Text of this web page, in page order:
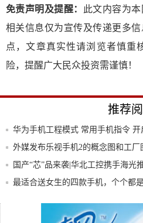
免责声明及提醒：
此文内容为
相关信息仅为宣传及传递更多
点，文章真实性请浏览者慎重
险，提醒广大民众投资需谨慎！
推荐
华为手机工程模式 常用手机指令 开
功能
外媒发布乐视手机2的概念图和工厂
无边
国产“芯”品来袭|华北工控携手海光
MAT
最适合送女生的四款手机，个个都
全球十大手机品牌排名，中国亮了